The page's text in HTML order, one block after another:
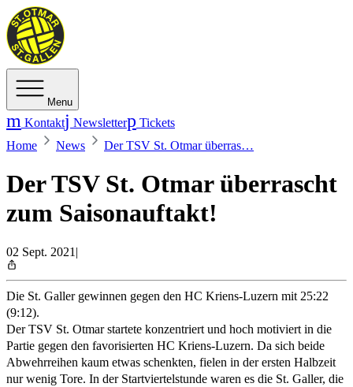
Menu
Kontakt Newsletter
Tickets
Home
News Der TSV St. Otmar überras…
Der TSV St. Otmar überrascht
zum Saisonauftakt!
02 Sept. 2021 |
Die St. Galler gewinnen gegen den HC Kriens-Luzern mit 25:22
(9:12).
Der TSV St. Otmar startete konzentriert und hoch motiviert in die
Partie gegen den favorisierten HC Kriens-Luzern. Da sich beide
Abwehrreihen kaum etwas schenkten, fielen in der ersten Halbzeit
nur wenig Tore. In der Startviertelstunde waren es die St. Galler, die